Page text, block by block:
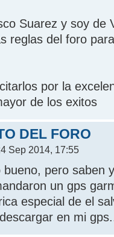
Suarez y soy de
reglas del foro
por la
de los exitos
DEL FORO
Sep 2014, 17:55
bueno, pero saben
un gps
especial de el
en mi